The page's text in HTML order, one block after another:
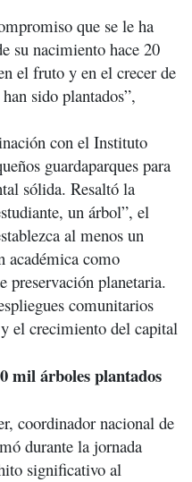
que se le ha
su nacimiento hace 20
el fruto y en el crecer de
sido plantados”,
con el Instituto
guardaparques para
sólida. Resaltó la
un árbol”, el
al menos un
académica como
preservación planetaria.
comunitarios
el crecimiento del capital
mil árboles plantados
coordinador nacional de
durante la jornada
significativo al